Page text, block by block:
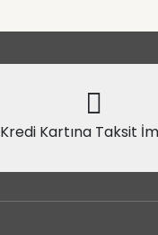
Kredi Kartına Taksit